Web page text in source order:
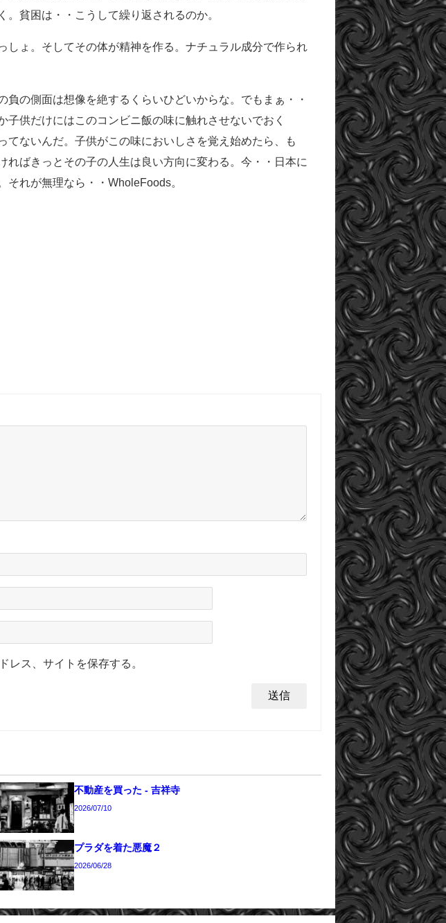
貧困は・・こうして繰り返されるのか。
ょ。そしてその体が精神を作る。ナチュラル成分で作られ
の側面は想像を絶するくらいひどいからな。でもまぁ・・
供だけにはこのコンビニ飯の味に触れさせないでおく
ないんだ。子供がこの味においしさを覚え始めたら、も
ばきっとその子の人生は良い方向に変わる。今・・日本に
れが無理なら・・WholeFoods。
レス、サイトを保存する。
不動産を買った - 吉祥寺
2026/07/10
プラダを着た悪魔２
2026/06/28